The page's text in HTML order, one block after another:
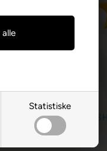
Statistiske